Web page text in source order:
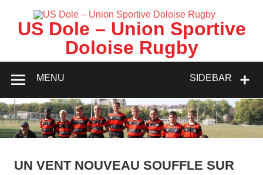
contentUS Dole – Union Sportive
Doloise Rugby
SIDEBAR
MENU
UN VENT NOUVEAU SOUFFLE SUR